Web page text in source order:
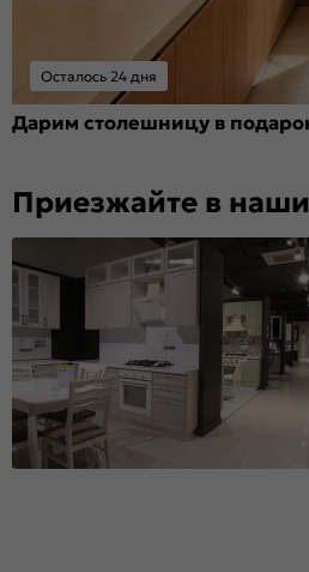
Осталось 24 дня
Дарим столешницу в
Приезжайте в